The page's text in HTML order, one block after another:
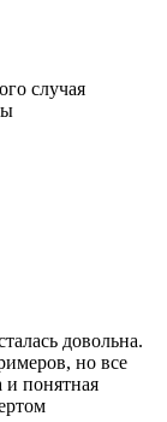
случая
довольна.
но все
и понятная